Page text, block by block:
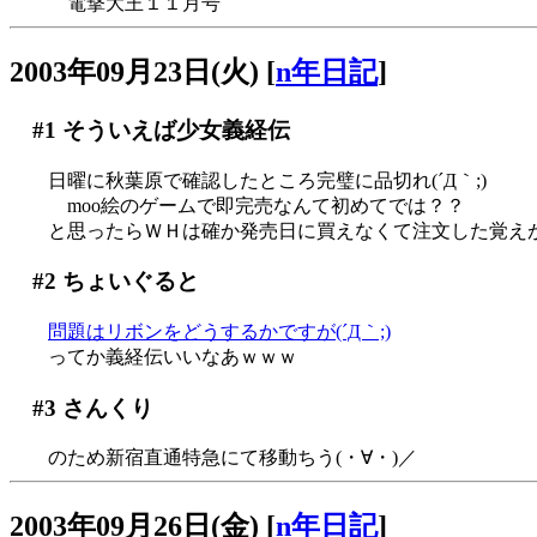
2003年09月23日(火) [n年日記]
#1 そういえば少女義経伝
日曜に秋葉原で確認したところ完璧に品切れ(´Д｀;)
moo絵のゲームで即完売なんて初めてでは？？
と思ったらＷＨは確か発売日に買えなくて注文した覚え
#2 ちょいぐると
問題はリボンをどうするかですが(´Д｀;)
ってか義経伝いいなあｗｗｗ
#3 さんくり
のため新宿直通特急にて移動ちう(・∀・)／
2003年09月26日(金) [n年日記]